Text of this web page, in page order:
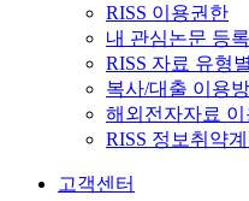
RISS 이용권한
내 관심논문 등
RISS 자료 유형
복사/대출 이용
해외전자자료 이
RISS 정보취약
고객센터